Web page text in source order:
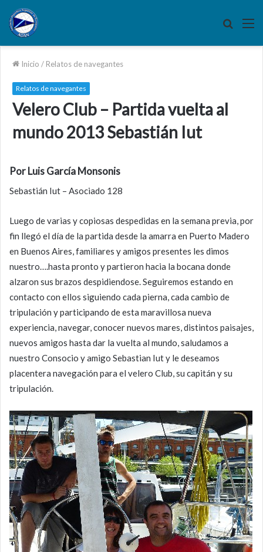
Buscar
Inicio / Relatos de navegantes
Relatos de navegantes
Velero Club – Partida vuelta al
mundo 2013 Sebastián Iut
Por Luis García Monsonis
Sebastián Iut – Asociado 128
Luego de varias y copiosas despedidas en la semana previa, por
fin llegó el día de la partida desde la amarra en Puerto Madero
en Buenos Aires, familiares y amigos presentes les dimos
nuestro….hasta pronto y partieron hacia la bocana donde
alzaron sus brazos despidiendose. Seguiremos estando en
contacto con ellos siguiendo cada pierna, cada cambio de
tripulación y participando de esta maravillosa nueva
experiencia, navegar, conocer nuevos mares, distintos paisajes,
nuevos amigos hasta dar la vuelta al mundo, saludamos a
nuestro Consocio y amigo Sebastian Iut y le deseamos
placentera navegación para el velero Club, su capitán y su
tripulación.